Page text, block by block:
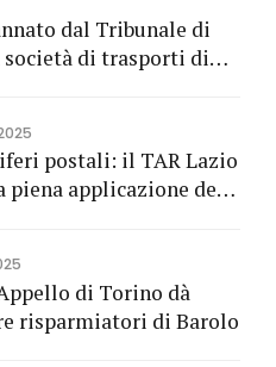
dal Tribunale di
società di trasporti di
postali: il TAR Lazio
piena applicazione del
di Torino dà
risparmiatori di Barolo